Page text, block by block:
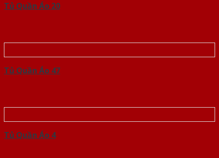
Tủ Quần Áo 20
Tủ Quần Áo 47
Tủ Quần Áo 4